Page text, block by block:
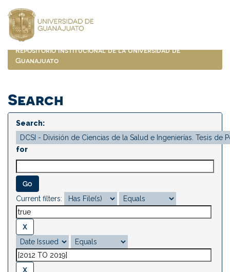
navigation
Repositorio Institucional de la Universidad de
Guanajuato
Search
Search:
for
Current filters: